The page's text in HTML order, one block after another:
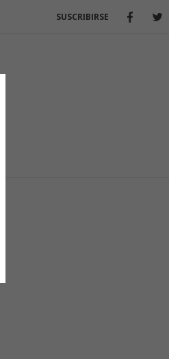
SUSCRIBIRSE